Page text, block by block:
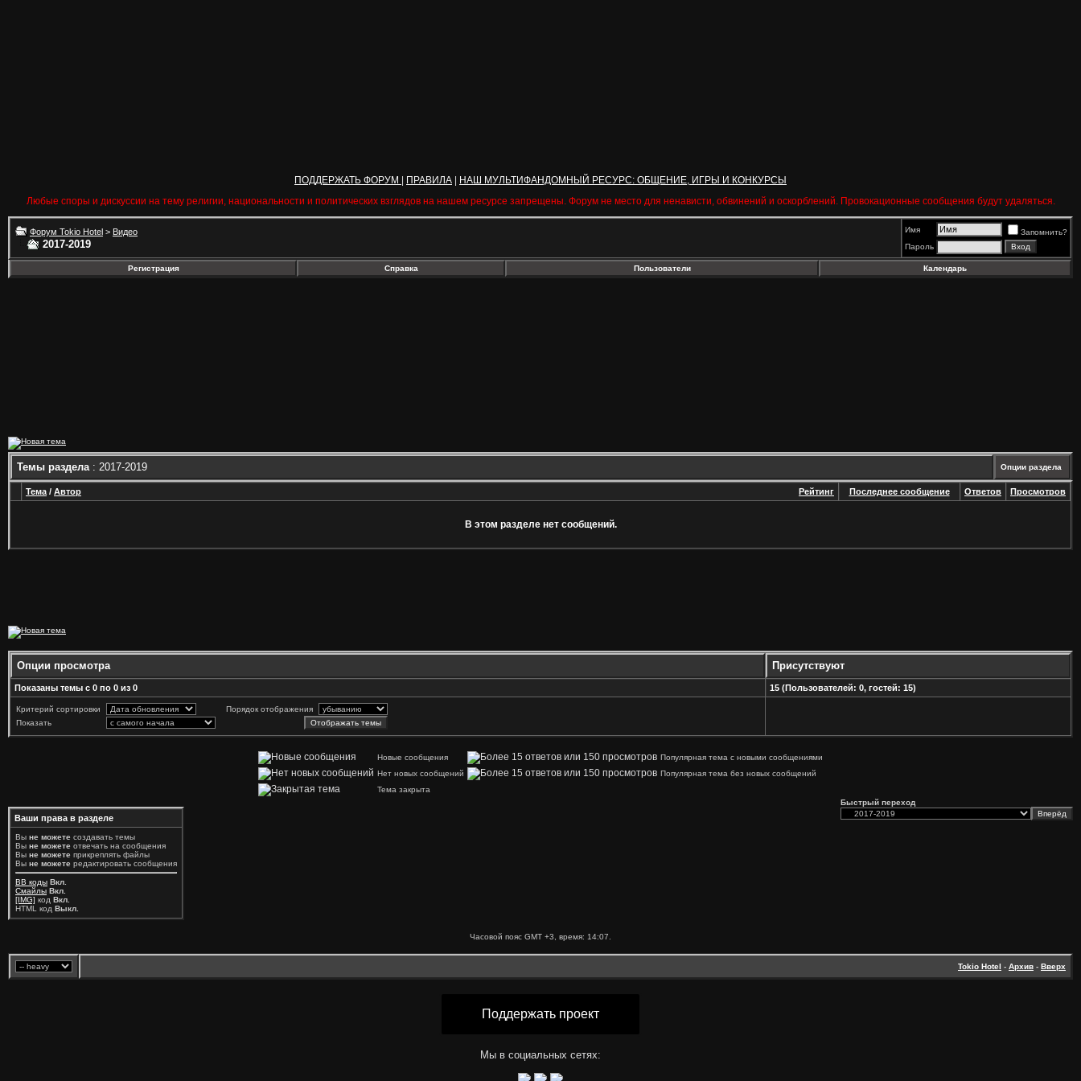
ПОДДЕРЖАТЬ ФОРУМ ПРАВИЛА
НАШ МУЛЬТИФАНДОМНЫЙ РЕСУРС: ОБЩЕНИЕ, ИГРЫ И КОНКУРСЫ
Любые споры и дискуссии на тему религии, национальности и политических взглядов на нашем ресурсе запрещены. Форум не место для ненависти, обвинений и оскорблений. Провокационные сообщения будут удаляться.
Форум Tokio Hotel > Видео
2017-2019
Имя
Запомнить?
Пароль
Регистрация Справка Пользователи Календарь
Темы раздела: 2017-2019 Опции раздела
Рейтинг
Тема / Автор Последнее сообщение Ответов Просмотров
В этом разделе нет сообщений.
Опции просмотра Присутствуют
Показаны темы с 0 по 0 из 0 15 (Пользователей: 0, гостей: 15)
Критерий сортировки
Порядок отображения
Показать
Новые сообщения
Популярная тема с новыми сообщениями
Нет новых сообщений
Популярная тема без новых сообщений
Тема закрыта
Ваши права в разделе
Вы не можете создавать темы
Вы не можете отвечать на сообщения
Вы не можете прикреплять файлы
Вы не можете редактировать сообщения
BB коды Вкл.
Смайлы Вкл.
[IMG] код Вкл.
HTML код Выкл.
Быстрый переход
Часовой пояс GMT +3, время: 14:07
Tokio Hotel - Архив - Вверх
Поддержать проект
Мы в социальных сетях: